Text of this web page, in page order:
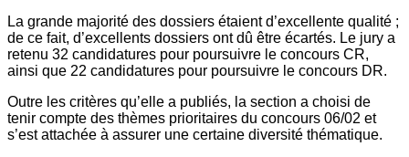
La grande majorité des dossiers étaient d’excellente qualité ;
de ce fait, d’excellents dossiers ont dû être écartés. Le jury a
retenu 32 candidatures pour poursuivre le concours CR,
ainsi que 22 candidatures pour poursuivre le concours DR.
Outre les critères qu’elle a publiés, la section a choisi de
tenir compte des thèmes prioritaires du concours 06/02 et
s’est attachée à assurer une certaine diversité thématique.